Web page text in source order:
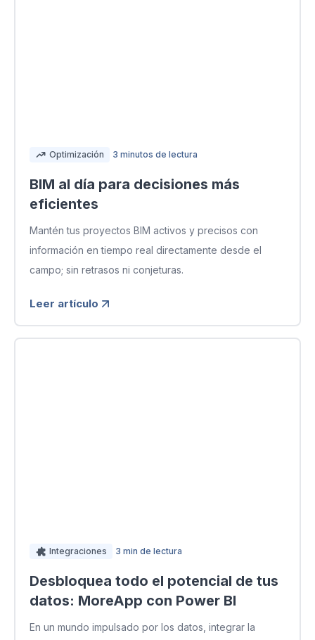
Optimización 3 minutos de lectura
BIM al día para decisiones más
eficientes
Mantén tus proyectos BIM activos y precisos con
información en tiempo real directamente desde el
campo; sin retrasos ni conjeturas.
Leer artículo
Integraciones 3 min de lectura
Desbloquea todo el potencial de tus
datos: MoreApp con Power BI
En un mundo impulsado por los datos, integrar la